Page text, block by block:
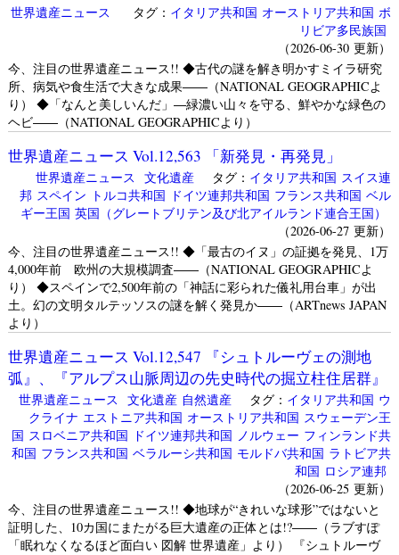
世界遺産ニュース タグ： イタリア共和国 オーストリア共和国 ボ
リビア多民族国
（2026-06-30 更新）
今、注目の世界遺産ニュース!! ◆古代の謎を解き明かすミイラ研究
所、病気や食生活で大きな成果――（NATIONAL GEOGRAPHICよ
り） ◆「なんと美しいんだ」―緑濃い山々を守る、鮮やかな緑色の
ヘビ――（NATIONAL GEOGRAPHICより）
世界遺産ニュース Vol.12,563 「新発見・再発見」
世界遺産ニュース 文化遺産タグ： イタリア共和国 スイス連
邦 スペイン トルコ共和国 ドイツ連邦共和国 フランス共和国 ベル
ギー王国 英国（グレートブリテン及び北アイルランド連合王国）
（2026-06-27 更新）
今、注目の世界遺産ニュース!! ◆「最古のイヌ」の証拠を発見、1万
4,000年前 欧州の大規模調査――（NATIONAL GEOGRAPHICよ
り） ◆スペインで2,500年前の「神話に彩られた儀礼用台車」が出
土。幻の文明タルテッソスの謎を解く発見か――（ARTnews JAPAN
より）
世界遺産ニュース Vol.12,547 『シュトルーヴェの測地
弧』、『アルプス山脈周辺の先史時代の掘立柱住居群』
世界遺産ニュース 文化遺産 自然遺産タグ： イタリア共和国 ウ
クライナ エストニア共和国 オーストリア共和国 スウェーデン王
国 スロベニア共和国 ドイツ連邦共和国 ノルウェー フィンランド共
和国 フランス共和国 ベラルーシ共和国 モルドバ共和国 ラトビア共
和国 ロシア連邦
（2026-06-25 更新）
今、注目の世界遺産ニュース!! ◆地球が“きれいな球形”ではないと
証明した、10カ国にまたがる巨大遺産の正体とは!?――（ラブすぽ
「眠れなくなるほど面白い 図解 世界遺産」より） 『シュトルーヴ